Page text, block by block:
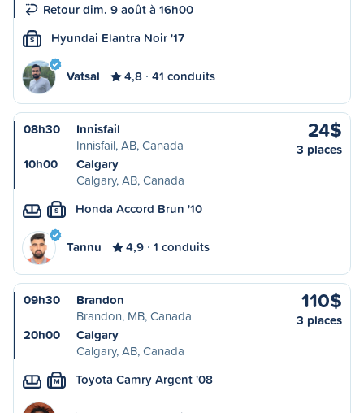
Retour dim. 9 août à 16h00
S Hyundai Elantra Noir '17
Vatsal 4,8 41 conduits
08h30
Innisfail
Innisfail, AB, Canada
10h00
Calgary
Calgary, AB, Canada
24$
3 places
S Honda Accord Brun '10
Tannu 4,9 1 conduits
09h30
Brandon
Brandon, MB, Canada
20h00
Calgary
Calgary, AB, Canada
110$
3 places
M Toyota Camry Argent '08